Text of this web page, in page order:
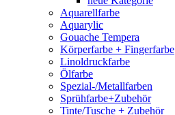
Aquarellfarbe
Aquarylic
Gouache Tempera
Körperfarbe + Fingerfarbe
Linoldruckfarbe
Ölfarbe
Spezial-/Metallfarben
Sprühfarbe+Zubehör
Tinte/Tusche + Zubehör